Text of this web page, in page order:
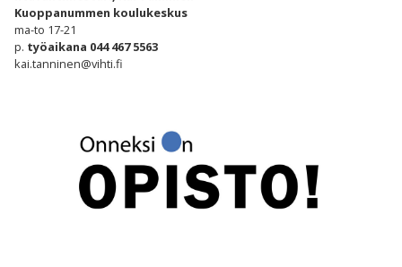
Kuoppanummen koulukeskus
ma-to 17-21
p. työaikana 044 467 5563
kai.tanninen@vihti.fi